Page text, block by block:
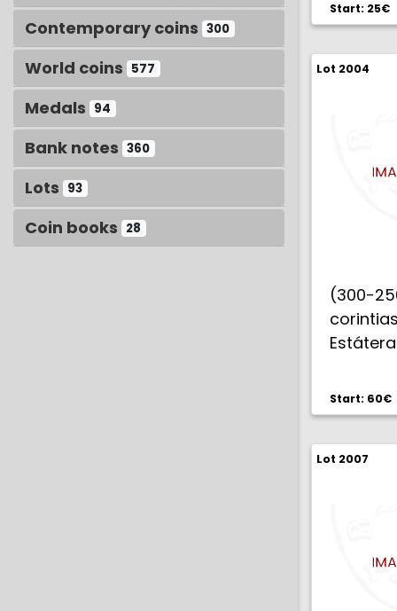
Contemporary coins 300
World coins 577
Medals 94
Bank notes 360
Lots 93
Coin books 28
Start: 25€
Lot 2004
(300-
Start: 60€
Lot 2007